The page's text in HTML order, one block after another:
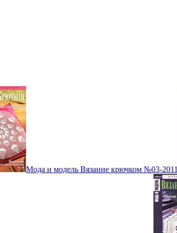
Мода и модель Вязание крючком №03-2011